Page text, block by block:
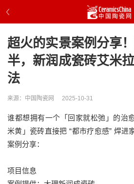
超火的实景案例分享
半，新润成瓷砖艾米
法
来源：中国陶瓷网 2025-10-31
谁都想拥有一个「回家就松弛」的治
米黄」瓷砖直接把 “都市疗愈感” 焊进
案例分享：
项目信息